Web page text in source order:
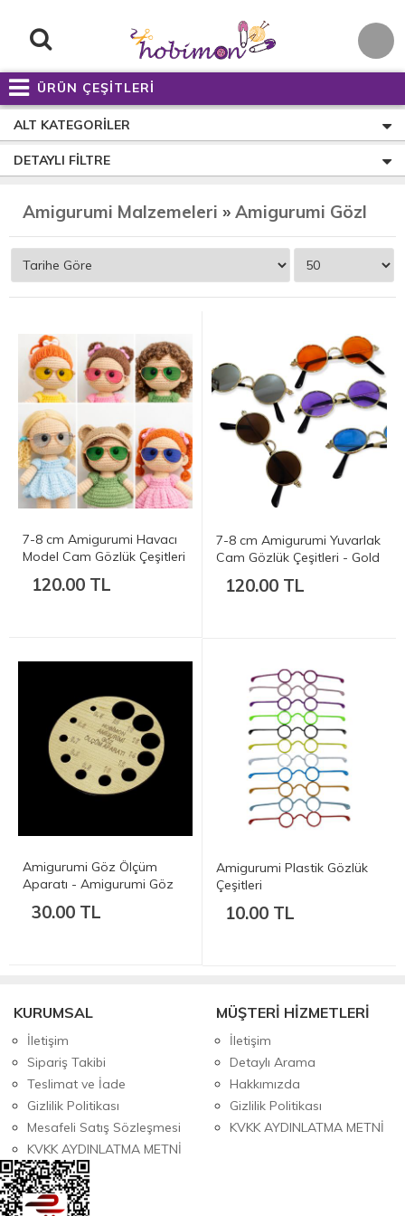
ÜRÜN ÇEŞİTLERİ
ALT KATEGORILER
DETAYLI FILTRE
Amigurumi Malzemeleri » Amigurumi Gözlük Çeşitleri
7-8 cm Amigurumi Havacı
Model Cam Gözlük Çeşitleri
120.00 TL
7-8 cm Amigurumi Yuvarlak
Cam Gözlük Çeşitleri - Gold
120.00 TL
Amigurumi Göz Ölçüm
Aparatı - Amigurumi Göz
30.00 TL
Amigurumi Plastik Gözlük
Çeşitleri
10.00 TL
KURUMSAL
İletişim
Sipariş Takibi
Teslimat ve İade
Gizlilik Politikası
Mesafeli Satış Sözleşmesi
KVKK AYDINLATMA METNİ
MÜŞTERİ HİZMETLERİ
İletişim
Detaylı Arama
Hakkımızda
Gizlilik Politikası
KVKK AYDINLATMA METNİ